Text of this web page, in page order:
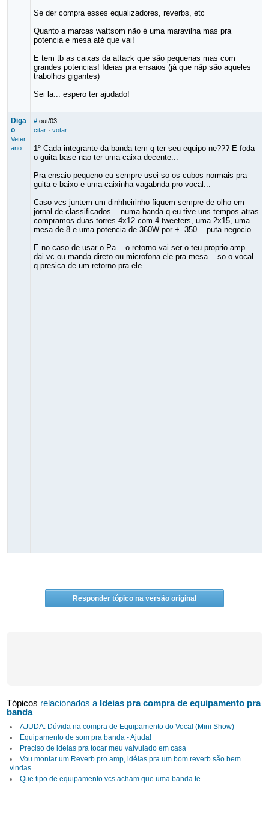
Se der compra esses equalizadores, reverbs, etc
Quanto a marcas wattsom não é uma maravilha mas pra
potencia e mesa até que vai!
E tem tb as caixas da attack que são pequenas mas com
grandes potencias! Ideias pra ensaios (já que nãp são aqueles
trabolhos gigantes)
Sei la... espero ter ajudado!
Diga
o
Veter
ano
# out/03
citar· votar
1º Cada integrante da banda tem q ter seu equipo ne??? E foda
o guita base nao ter uma caixa decente...
Pra ensaio pequeno eu sempre usei so os cubos normais pra
guita e baixo e uma caixinha vagabnda pro vocal...
Caso vcs juntem um dinhheirinho fiquem sempre de olho em
jornal de classificados... numa banda q eu tive uns tempos atras
compramos duas torres 4x12 com 4 tweeters, uma 2x15, uma
mesa de 8 e uma potencia de 360W por +- 350... puta negocio...
E no caso de usar o Pa... o retorno vai ser o teu proprio amp...
dai vc ou manda direto ou microfona ele pra mesa... so o vocal
q presica de um retorno pra ele...
Responder tópico na versão original
Tópicos relacionados a Ideias pra compra de equipamento pra
banda
AJUDA: Dúvida na compra de Equipamento do Vocal (Mini Show)
Equipamento de som pra banda - Ajuda!
Preciso de ideias pra tocar meu valvulado em casa
Vou montar um Reverb pro amp, idéias pra um bom reverb são bem
vindas
Que tipo de equipamento vcs acham que uma banda te